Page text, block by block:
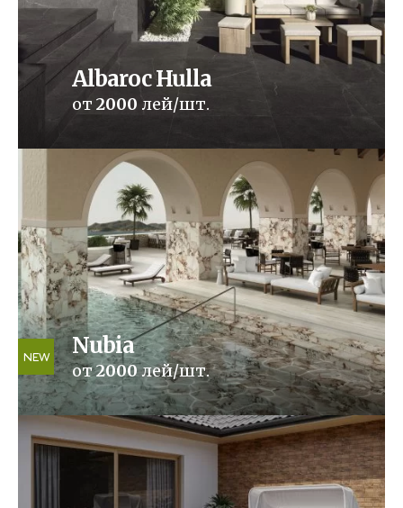
Albaroc Hulla
от 2000 лей/шт.
Nubia
от2000лей/шт.
NEW